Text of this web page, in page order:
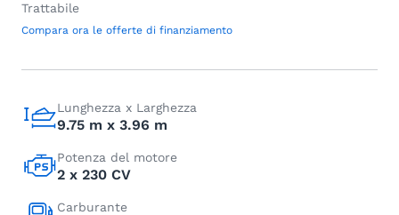
Trattabile
Compara ora le offerte di finanziamento
Lunghezza x Larghezza
9.75 m x 3.96 m
Potenza del motore
2 x 230 CV
Carburante